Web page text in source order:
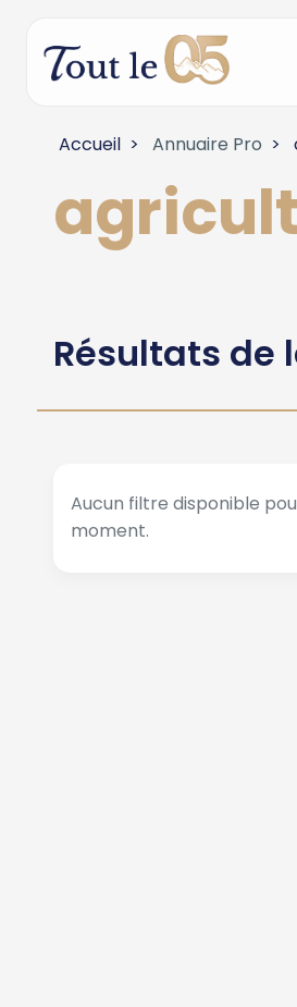
Accueil Annuaire Pro
Résultats de
Aucun filtre disponible
moment.